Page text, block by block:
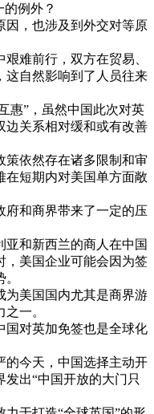
的例外 ？
因 ， 也涉及到 外交对等原
艰难前行 ， 双方在贸易、
， 这自然影响到了 人员往来
惠” ， 虽然中国此次对英
边关系相对缓和或有改善
策依然存在诸多限制 和审
在短期内对美国单方面敞
府和商界带来了一定的压
亚和新西兰的商人在中国
， 美国企业可能会因为签
。
为美国 国内尤其是商界游
之一。
国对英加免签也是全球化
的今天 ， 中国选择主动开
发出“中国开放的大门 只